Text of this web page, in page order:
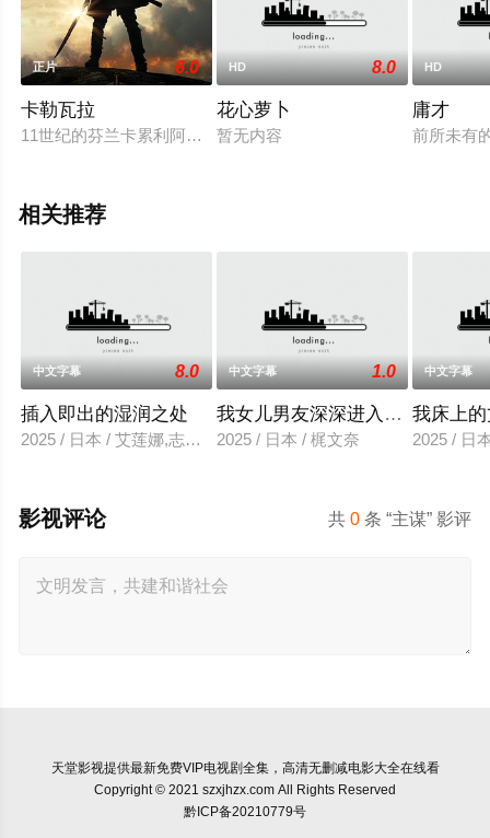
影、电视猫或剧情网等平台了解。
正片 6.0
卡勒瓦拉
11世纪的芬兰卡累利阿，卡尔沃与温塔莫两兄弟的宿怨点燃战
HD 8.0
花心萝卜
暂无内容
HD
庸才
前所未有
相关推荐
中文字幕 8.0
插入即出的湿润之处
2025 / 日本 / 艾莲娜,志美健
中文字幕 1.0
我女儿男友深深进入我的身体
2025 / 日本 / 梶文奈
中文字幕
我床上
2025 / 日
共0 条 “主谋” 影评
影视评论
天堂影视提供最新免费VIP电视剧全集，高清无删减电影大全在线看
Copyright © 2021 szxjhzx.com All Rights Reserved
黔ICP备20210779号